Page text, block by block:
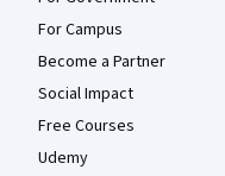
For Campus
Become a Partner
Social Impact
Free Courses
Udemy